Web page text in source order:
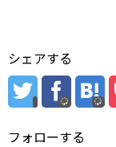
シェアする
フォローする